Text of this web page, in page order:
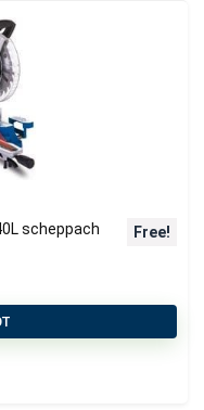
scheppach
Free!